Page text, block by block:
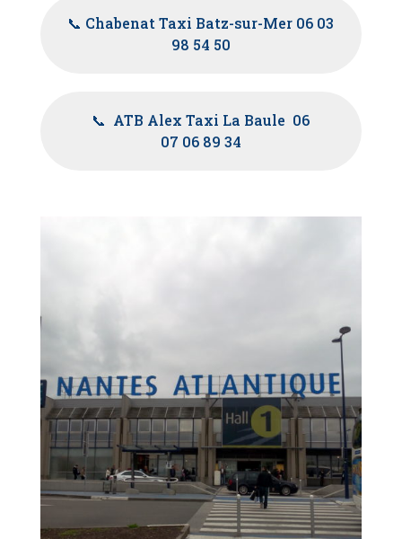
📞 Chabenat Taxi Batz-sur-Mer 06 03
98 54 50
📞 ATB Alex Taxi La Baule 06
07 06 89 34